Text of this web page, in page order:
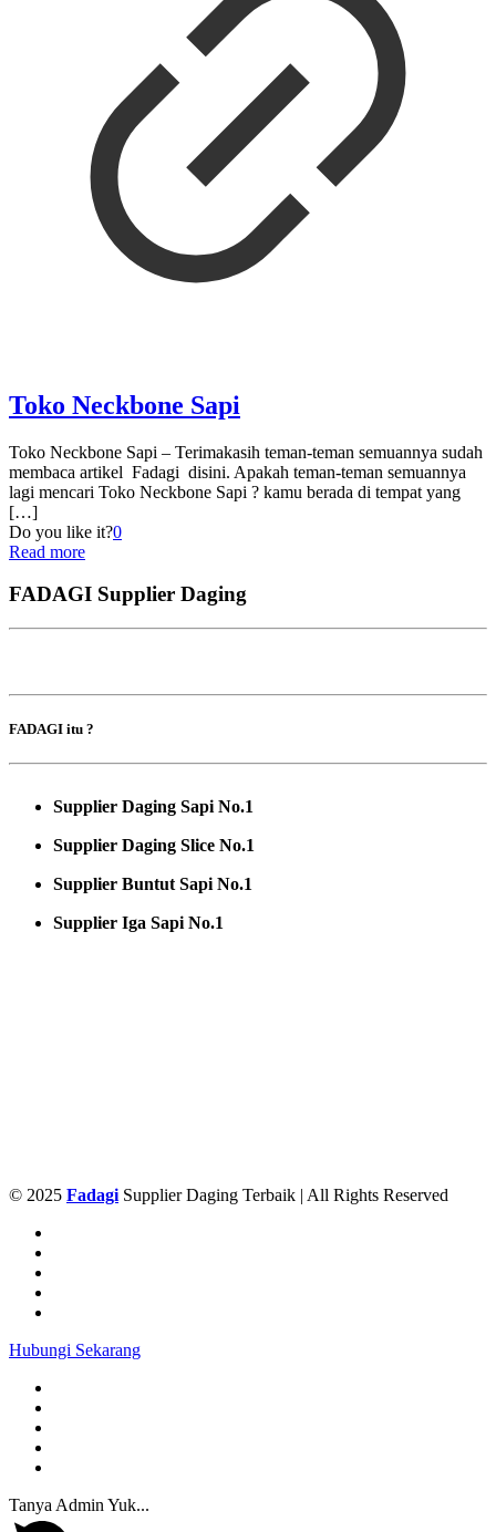
Toko Neckbone Sapi
Toko Neckbone Sapi – Terimakasih teman-teman semuannya sudah
membaca artikel Fadagi disini. Apakah teman-teman semuannya
lagi mencari Toko Neckbone Sapi ? kamu berada di tempat yang
[…]
Do you like it?0
Read more
FADAGI Supplier Daging
FADAGI itu ?
Supplier Daging Sapi No.1
Supplier Daging Slice No.1
Supplier Buntut Sapi No.1
Supplier Iga Sapi No.1
© 2025 FadagiSupplier Daging Terbaik | All Rights Reserved
Hubungi Sekarang
Tanya Admin Yuk...